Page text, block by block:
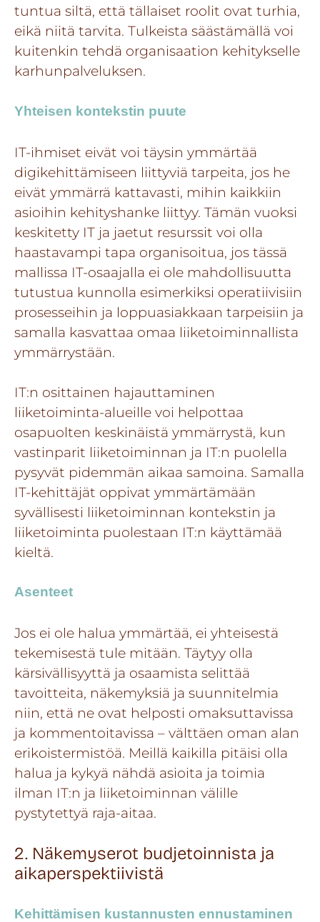
tuntua siltä, että tällaiset roolit ovat turhia,
eikä niitä tarvita. Tulkeista säästämällä voi
kuitenkin tehdä organisaation kehitykselle
karhunpalveluksen.
Yhteisen kontekstin puute
IT-ihmiset eivät voi täysin ymmärtää
digikehittämiseen liittyviä tarpeita, jos he
eivät ymmärrä kattavasti, mihin kaikkiin
asioihin kehityshanke liittyy. Tämän vuoksi
keskitetty IT ja jaetut resurssit voi olla
haastavampi tapa organisoitua, jos tässä
mallissa IT-osaajalla ei ole mahdollisuutta
tutustua kunnolla esimerkiksi operatiivisiin
prosesseihin ja loppuasiakkaan tarpeisiin ja
samalla kasvattaa omaa liiketoiminnallista
ymmärrystään.
IT:n osittainen hajauttaminen
liiketoiminta-alueille voi helpottaa
osapuolten keskinäistä ymmärrystä, kun
vastinparit liiketoiminnan ja IT:n puolella
pysyvät pidemmän aikaa samoina. Samalla
IT-kehittäjät oppivat ymmärtämään
syvällisesti liiketoiminnan kontekstin ja
liiketoiminta puolestaan IT:n käyttämää
kieltä.
Asenteet
Jos ei ole halua ymmärtää, ei yhteisestä
tekemisestä tule mitään. Täytyy olla
kärsivällisyyttä ja osaamista selittää
tavoitteita, näkemyksiä ja suunnitelmia
niin, että ne ovat helposti omaksuttavissa
ja kommentoitavissa – välttäen oman alan
erikoistermistöä. Meillä kaikilla pitäisi olla
halua ja kykyä nähdä asioita ja toimia
ilman IT:n ja liiketoiminnan välille
pystytettyä raja-aitaa.
2. Näkemyserot budjetoinnista ja
aikaperspektiivistä
Kehittämisen kustannusten ennustaminen